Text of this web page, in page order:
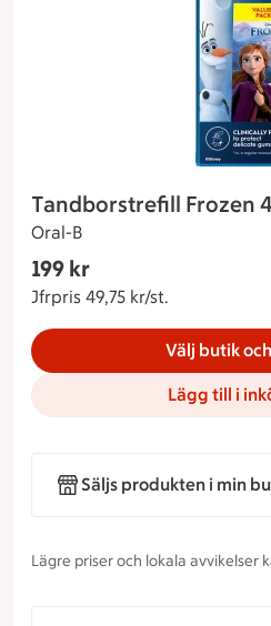
Tandborstrefill Frozen
Oral-B
199 kr
Jfrpris 49,75 kr/st.
Välj butik
Lägg till i
Säljs produkten i min
Lägre priser och lokala avvikelser